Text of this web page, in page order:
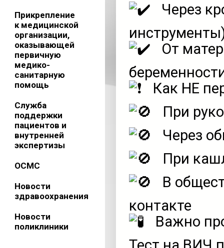
Прикрепление
к медицинской
организации,
оказывающей
первичную
медико-
санитарную
помощь
Служба
поддержки
пациентов и
внутренней
экспертизы
ОСМС
Новости
здравоохранения
Новости
поликлиники
Через
От
Как НЕ
При
Через
При
В
контакте
Важно